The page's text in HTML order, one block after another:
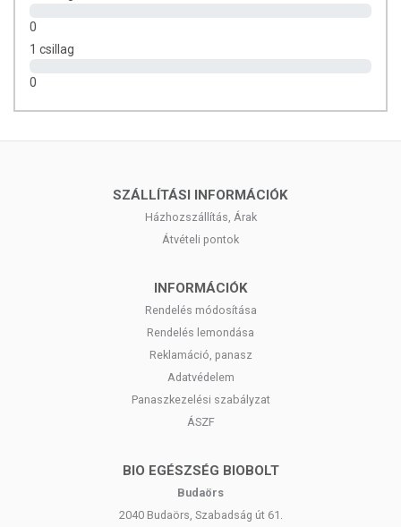
0
1 csillag
0
SZÁLLÍTÁSI INFORMÁCIÓK
Házhozszállítás, Árak
Átvételi pontok
INFORMÁCIÓK
Rendelés módosítása
Rendelés lemondása
Reklamáció, panasz
Adatvédelem
Panaszkezelési szabályzat
ÁSZF
BIO EGÉSZSÉG BIOBOLT
Budaörs
2040 Budaörs, Szabadság út 61.